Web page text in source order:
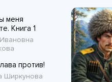
романы
романы История
меня
Книга 1
против!
Ширкунова